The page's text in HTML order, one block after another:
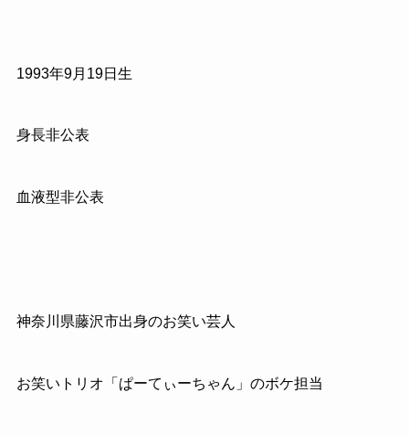
1993年9月19日生
身長非公表
血液型非公表
神奈川県藤沢市出身のお笑い芸人
お笑いトリオ「ぱーてぃーちゃん」のボケ担当